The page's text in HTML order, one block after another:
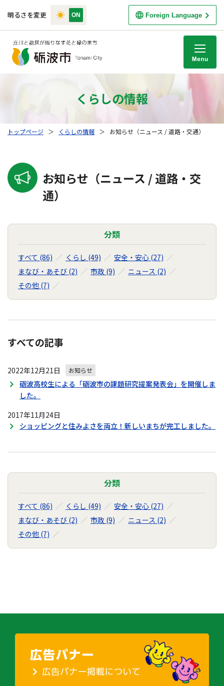
明るさを変更 Foreign Language
くらしの情報
トップページ ＞ くらしの情報 ＞ お知らせ（ニュース / 道路・交通）
お知らせ（ニュース / 道路・交
通）
分類
すべて (86) くらし (49)
安全・安心 (27)
まなび・あそび (2)
市政 (9)
ニュース (2)
その他 (7)
すべての記事
2022年12月21日 お知らせ
砺波高校生による「砺波市の課題研究提案発表会」を開催しま
した。
2017年11月24日
ショッピングと住みよさを両立！新しいまちが完工しました。
分類
すべて (86) くらし (49)
安全・安心 (27)
まなび・あそび (2)
市政 (9)
ニュース (2)
その他 (7)